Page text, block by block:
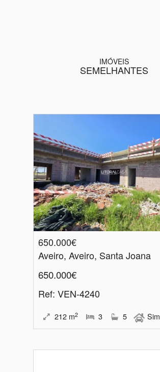
IMÓVEIS
SEMELHANTES
650.000€
Aveiro, Aveiro, Santa Joana
650.000€
Ref: VEN-4240
212 m2 3 5 Sim